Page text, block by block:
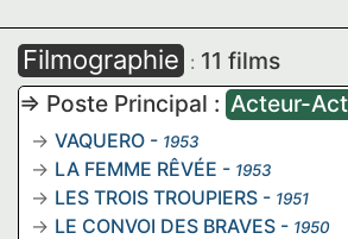
Filmographie : 11 films
=> Poste Principal : Acteur-
VAQUERO - 1953
LA FEMME RÊVÉE - 1953
LES TROIS TROUPIERS - 1951
LE CONVOI DES BRAVES - 1950